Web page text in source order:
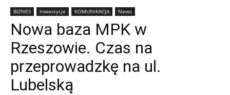
BIZNES Inwestycje KOMUNIKACJA News
Nowa baza MPK w
Rzeszowie. Czas na
przeprowadzkę na ul.
Lubelską